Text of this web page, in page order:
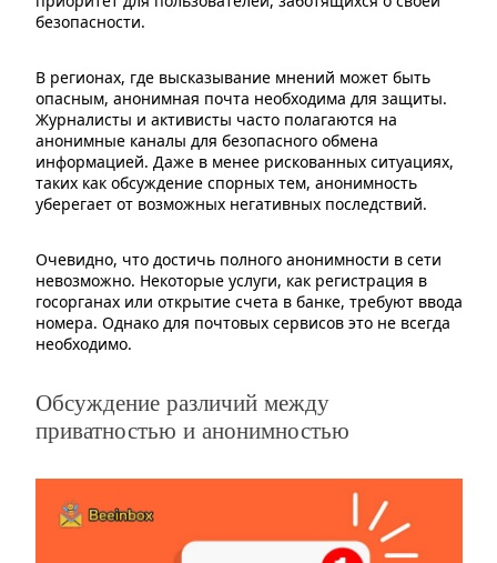
безопасности.
В регионах, где высказывание мнений может быть
опасным, анонимная почта необходима для защиты.
Журналисты и активисты часто полагаются на
анонимные каналы для безопасного обмена
информацией. Даже в менее рискованных ситуациях,
таких как обсуждение спорных тем, анонимность
уберегает от возможных негативных последствий.
Очевидно, что достичь полного анонимности в сети
невозможно. Некоторые услуги, как регистрация в
госорганах или открытие счета в банке, требуют ввода
номера. Однако для почтовых сервисов это не всегда
необходимо.
Обсуждение различий между
приватностью и анонимностью